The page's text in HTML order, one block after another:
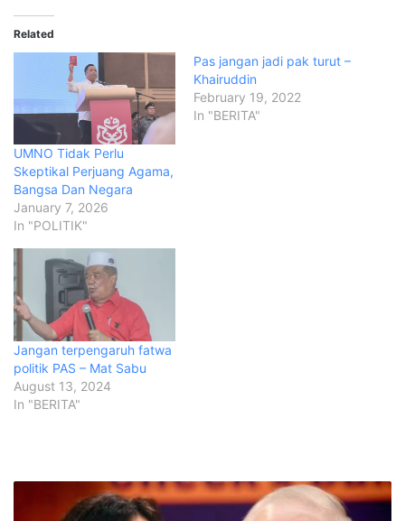
Related
UMNO Tidak Perlu
Skeptikal Perjuang Agama,
Bangsa Dan Negara
January 7, 2026
In "POLITIK"
Pas jangan jadi pak turut –
Khairuddin
February 19, 2022
In "BERITA"
Jangan terpengaruh fatwa
politik PAS – Mat Sabu
August 13, 2024
In "BERITA"